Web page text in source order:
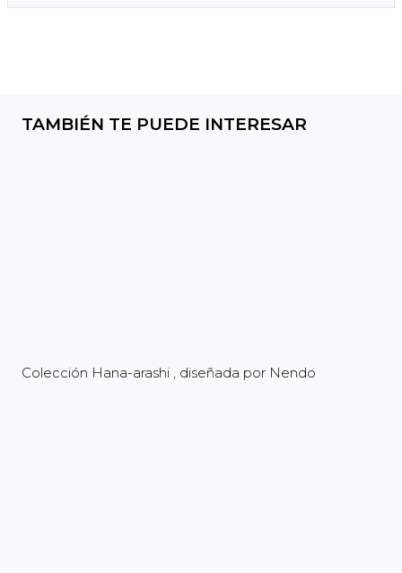
TAMBIÉN TE PUEDE INTERESAR
Colección Hana-arashi , diseñada por Nendo